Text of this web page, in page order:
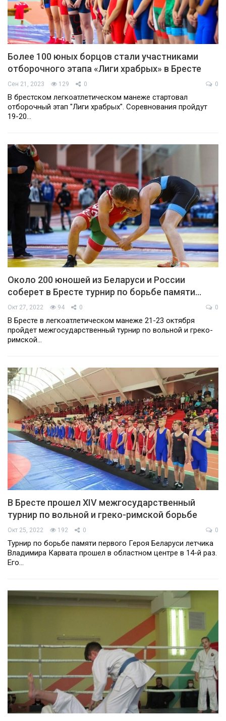
Более 100 юных борцов стали участниками
отборочного этапа «Лиги храбрых» в Бресте
Сен 21, 2023 129 0 0
В брестском легкоатлетическом манеже стартовал
отборочный этап "Лиги храбрых". Соревнования пройдут
19-20…
Около 200 юношей из Беларуси и России
соберет в Бресте турнир по борьбе памяти…
Окт 27, 2022 94 0 0
В Бресте в легкоатлетическом манеже 21-23 октября
пройдет межгосударственный турнир по вольной и греко-
римской…
В Бресте прошел XIV межгосударственный
турнир по вольной и греко-римской борьбе
Окт 25, 2022 192 0 0
Турнир по борьбе памяти первого Героя Беларуси летчика
Владимира Карвата прошел в областном центре в 14-й раз.
Его…